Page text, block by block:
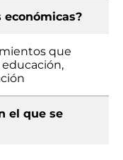
económicas?
que
el que se